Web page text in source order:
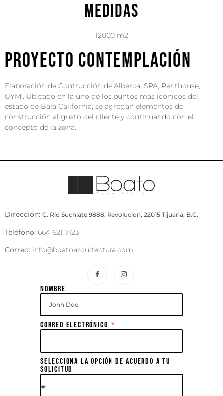
Medidas
12000 m2
proyecto contemplación
Elaboración de Contrucción de Alberca, SPA, Penthouse,
GYM,. Ubicado en la uno de los puntos más icónicos del
estado de Baja California, se agregan elementos de
construcción al gusto del cliente y continuando con el
concepto de la zona.
Dirección: C. Rio Suchiate 9888, Revolucion, 22015 Tijuana, B.C.
Teléfono: 664 621 7123
Correo: info@boatoarquitectura.com
Nombre
Correo electrónico
Selecciona la opción de acuerdo a tu
solicitud